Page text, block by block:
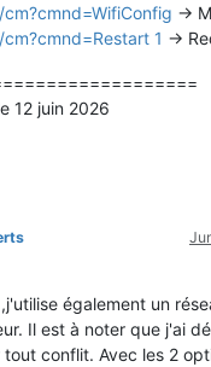
->
1 ->
12 juin 2026
également un
Il est à noter que j'ai
conflit. Avec les 2